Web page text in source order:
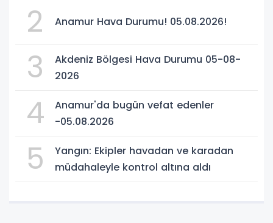
2 Anamur Hava Durumu! 05.08.2026!
3
Akdeniz Bölgesi Hava Durumu 05-08-
2026
4
Anamur'da bugün vefat edenler
-05.08.2026
5
Yangın: Ekipler havadan ve karadan
müdahaleyle kontrol altına aldı